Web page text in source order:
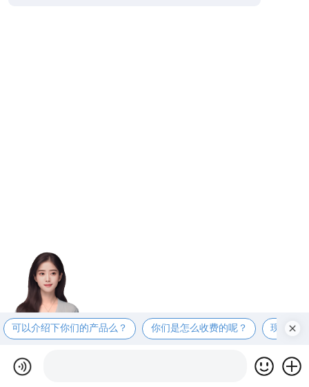
可以介绍下你们的产品么？ 你们是怎么收费的呢？ 现在有